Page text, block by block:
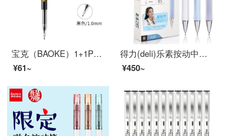
宝克（BAOKE）1+1PC1048 超大容量中性笔 签字笔 1.0mm 1支中性笔加1支笔芯
¥61~
得力(deli)乐素按动中性笔签字笔 0.5mm子弹头 舒适软胶款10支/盒DL-A36
¥450~